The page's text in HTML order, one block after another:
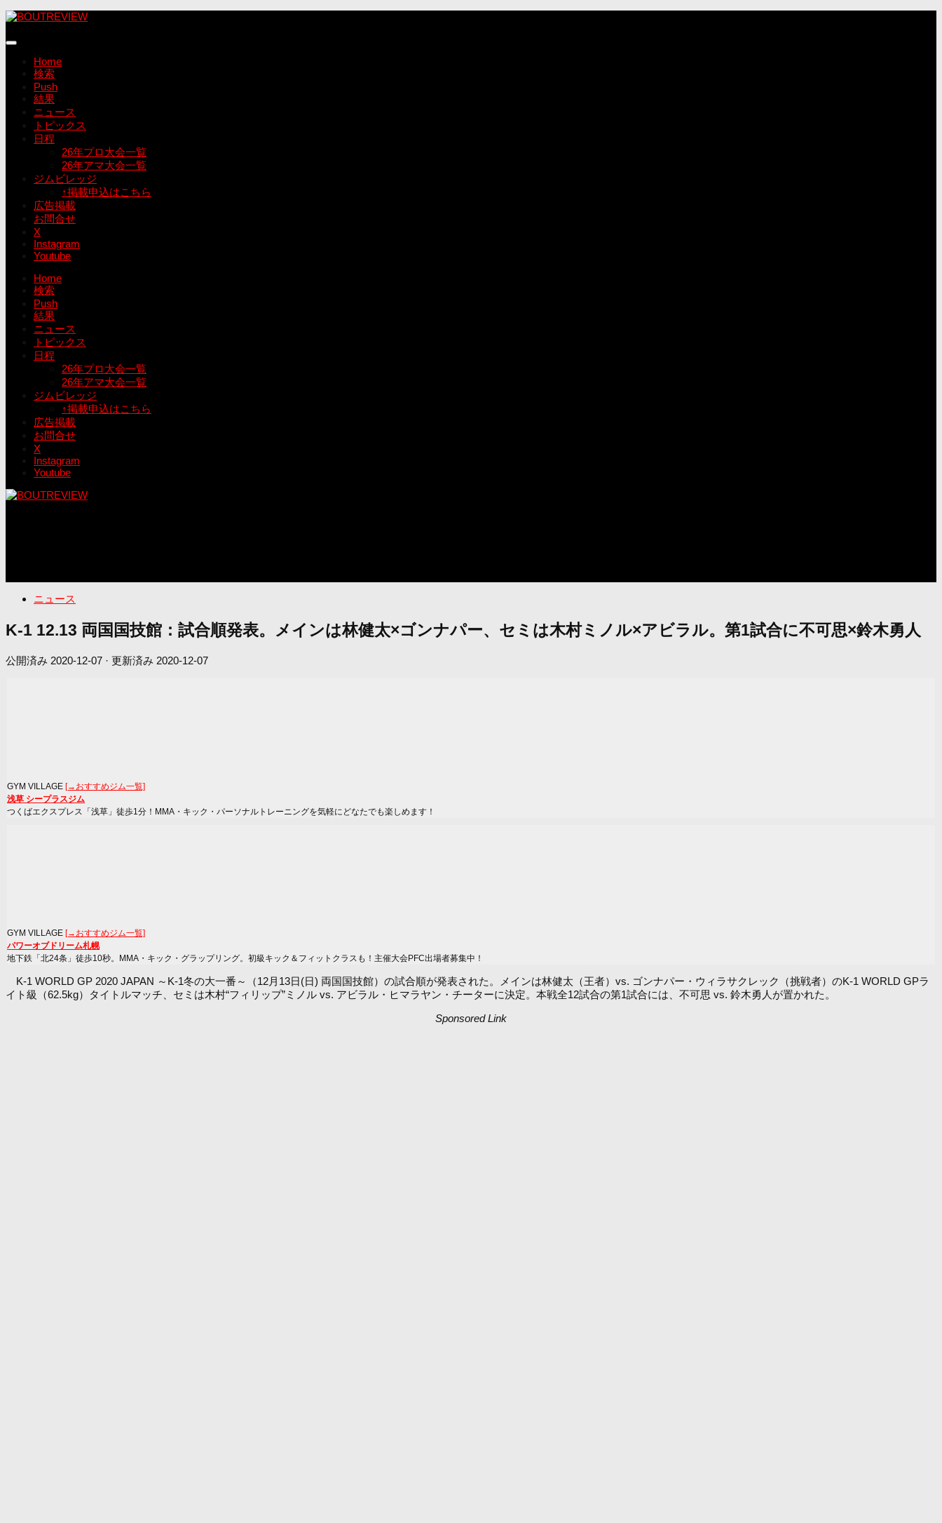
コ
テ
Home
検索
Push
結果
ニュース
トピックス
日程
26年プロ大会一覧
26年アマ大会一覧
ジムビレッジ
↑掲載申込はこちら
広告掲載
お問合せ
X
Instagram
Youtube
Home
検索
Push
結果
ニュース
トピックス
日程
26年プロ大会一覧
26年アマ大会一覧
ジムビレッジ
↑掲載申込はこちら
広告掲載
お問合せ
X
Instagram
Youtube
ニュース
K-1 12.13 両国国技館：試合順発表。メインは林健太×ゴンナパー、セミは木村ミノル×アビラル。第1試合に不可思×鈴木勇人
公開済み 2020-12-07 · 更新済み 2020-12-07
GYM VILLAGE [→おすすめジム一覧]
浅草 シープラスジム
つくばエクスプレス「浅草」徒歩1分！MMA・キック・パーソナルトレーニングを気軽にどなたでも楽しめます！
GYM VILLAGE [→おすすめジム一覧]
パワーオブドリーム札幌
地下鉄「北24条」徒歩10秒。MMA・キック・グラップリング。初級キック＆フィットクラスも！主催大会PFC出場者募集中！
K-1 WORLD GP 2020 JAPAN ～K-1冬の大一番～（12月13日(日) 両国国技館）の試合順が発表された。メインは林健太（王者）vs. ゴンナパー・ウィラサクレック（挑戦者）のK-1 WORLD GPラ
イト級（62.5kg）タイトルマッチ、セミは木村“フィリップ”ミノル vs. アビラル・ヒマラヤン・チーターに決定。本戦全12試合の第1試合には、不可思 vs. 鈴木勇人が置かれた。
Sponsored Link